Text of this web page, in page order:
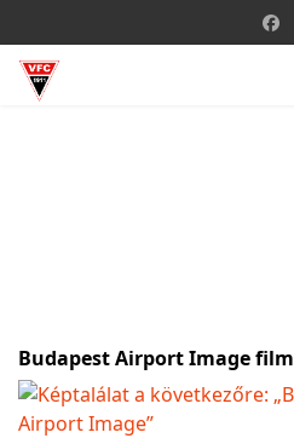
Budapest Airport Image film